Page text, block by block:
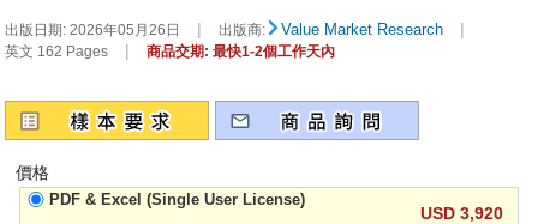
出版日期:2026年05月26日 | 出版商: Value Market Research |
英文 162 Pages | 商品交期: 最快1-2個工作天內
價格
PDF & Excel (Single User License)
USD 3,920